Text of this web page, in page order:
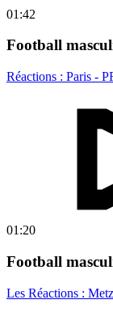
01:42
Football
Réactions : Paris -
01:20
Football
Les Réactions :